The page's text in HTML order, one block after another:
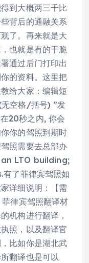
到大概两三千比
背后的通融关系
了。再来就是大
也就是有的干脆
通过后门打印出
的资料。这里把
给大家：编辑短
空格/括号) ”发
20秒之内, 你会
你的驾照到期时
照需要去总部办
LTO building;
了菲律宾驾照如
详细说明：【需
律宾驾照翻译材
机构进行翻译，
照，以及翻译官
比如你是湖北武
翻译也是可以